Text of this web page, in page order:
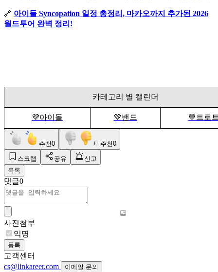
🔗 아이들 Syncopation 일정 총정리, 마카오까지 추가된 2026
월드투어 완벽 정리!
카테고리 별 캘린더
💜아이돌 💚밴드 💙트로
추천0 비추천0
스크랩 공유
신고
목록
댓글0
사진첨부
익명
등록
고객센터
cs@linkareer.com
이메일 문의